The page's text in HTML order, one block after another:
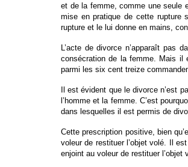
et de la femme, comme une seule
mise en pratique de cette rupture
rupture et le lui donne en mains,
L’acte de divorce n’apparaît
consécration de la femme. Mais il
parmi les six cent treize
Il est évident que le divorce n’est
l’homme et la femme. C’est
dans lesquelles il est permis de
Cette prescription positive, bien
voleur de restituer l’objet volé. Il
enjoint au voleur de restituer l’objet